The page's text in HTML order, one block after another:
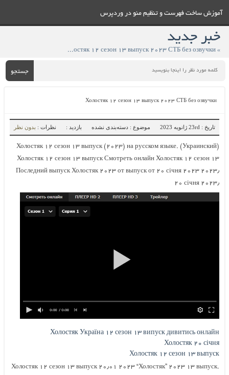
آموزش ساخت فهرست و تنظيم منو در وردپرس
خبر جدید
» Холостяк ۱۲ сезон ۱۳ выпуск ۲۰۲۳ СТБ без озвучки
جستجو
Холостяк ۱۲ сезон ۱۳ выпуск ۲۰۲۳ СТБ без озвучки
تاریخ : 23rd ژانویه 2023 موضوع : دسته‌بندی نشده بازدید : نظرات : بدون نظر
(Украинский) Холостяк ۱۲ сезон ۱۳ выпуск (۲۰۲۳) на русском языке.
Холостяк ۱۲ сезон ۱۳ выпуск Смотреть онлайн Холостяк ۱۲ сезон ۱۳
выпуск от ۲۰ січня ۲۰۲۳ ۲۰۲۳٫ Последний выпуск Холостяк ۲۰۲۳ от
۲۰ січня ۲۰۲۳٫
Холостяк Україна ۱۲ сезон ۱۳ випуск дивитись онлайн
Холостяк ۲۰ січня
Холостяк ۱۲ сезон ۱۳ выпуск
Холостяк ۱۲ сезон ۱۳ выпуск ۲۰٫۰۱ ۲۰۲۳ “Холостяк” ۲۰۲۳ ۱۳ выпуск.